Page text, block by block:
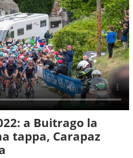
a Buitrago la
tappa, Carapaz